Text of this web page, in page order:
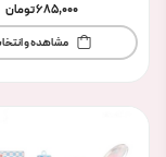
685,000تومان
مشاهده و